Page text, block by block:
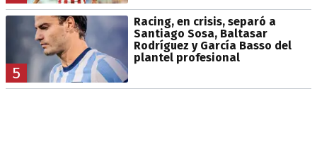
5
Racing, en crisis, separó a
Santiago Sosa, Baltasar
Rodríguez y García Basso del
plantel profesional